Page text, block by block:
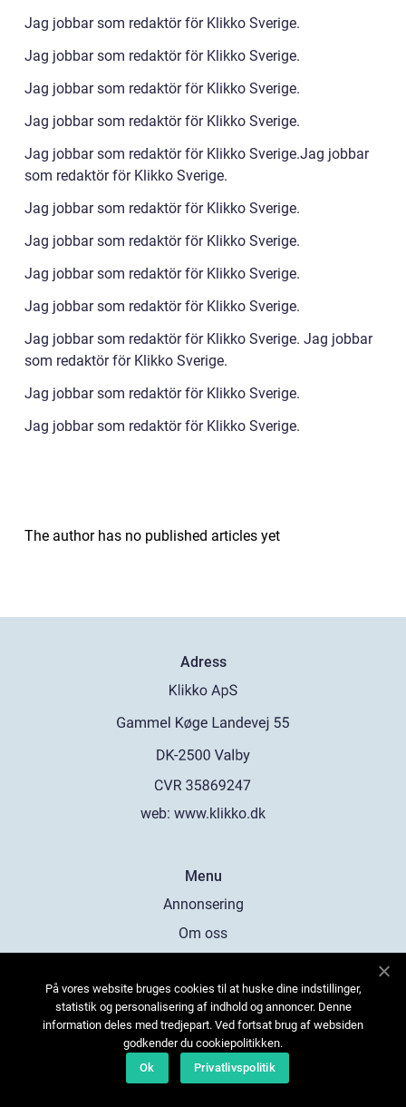
Jag jobbar som redaktör för Klikko Sverige.
Jag jobbar som redaktör för Klikko Sverige.
Jag jobbar som redaktör för Klikko Sverige.
Jag jobbar som redaktör för Klikko Sverige.
Jag jobbar som redaktör för Klikko Sverige.Jag jobbar
som redaktör för Klikko Sverige.
Jag jobbar som redaktör för Klikko Sverige.
Jag jobbar som redaktör för Klikko Sverige.
Jag jobbar som redaktör för Klikko Sverige.
Jag jobbar som redaktör för Klikko Sverige.
Jag jobbar som redaktör för Klikko Sverige. Jag jobbar
som redaktör för Klikko Sverige.
Jag jobbar som redaktör för Klikko Sverige.
Jag jobbar som redaktör för Klikko Sverige.
The author has no published articles yet
Adress
web: www.klikko.dk
Menu
Annonsering
Om oss
Kontakta oss
Sitemap
På vores website bruges cookies til at huske dine indstillinger,
statistik og personalisering af indhold og annoncer. Denne
information deles med tredjepart. Ved fortsat brug af websiden
godkender du cookiepolitikken.
Ok
Privatlivspolitik